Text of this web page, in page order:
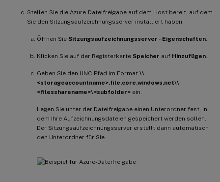
Stellen Sie die Azure-Dateifreigabe auf dem Host bereit, auf dem
Sie den Sitzungsaufzeichnungsserver installiert haben.
Öffnen Sie Sitzungsaufzeichnungsserver - Eigenschaften
Klicken Sie auf der Registerkarte Speicher auf Hinzufügen
Geben Sie den UNC-Pfad im Format \\
<storageaccountname>.file.core.windows.net\\
<filessharename>\<subfolder> ein.
Legen Sie unter der Dateifreigabe einen Unterordner fest, in
dem Ihre Aufzeichnungsdateien gespeichert werden sollen.
Der Sitzungsaufzeichnungsserver erstellt dann automatisch
den Unterordner für Sie.